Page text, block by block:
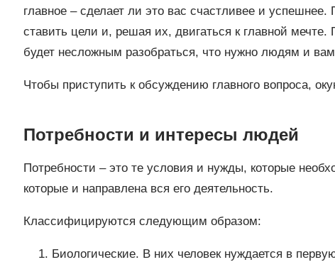
главное – сделает ли это вас счастливее и успешнее.
ставить цели и, решая их, двигаться к главной
будет несложным разобраться, что нужно людям и
Чтобы приступить к обсуждению главного вопроса,
Потребности и интересы людей
Потребности – это те условия и нужды, которые
которые и направлена вся его деятельность.
Классифицируются следующим образом:
Биологические. В них человек нуждается в